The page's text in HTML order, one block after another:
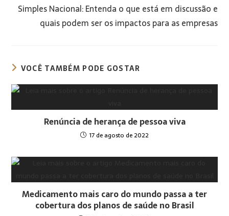
Simples Nacional: Entenda o que está em discussão e
quais podem ser os impactos para as empresas
VOCÊ TAMBÉM PODE GOSTAR
Renúncia de herança de pessoa viva
17 de agosto de 2022
Medicamento mais caro do mundo passa a ter
cobertura dos planos de saúde no Brasil